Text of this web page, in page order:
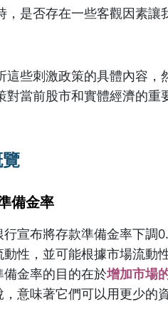
，是否存在一些客觀因素
這些刺激政策的具體內容
當前股市和實體經濟的重
備金率
宣布將存款準備金率下調
性，並可能根據市場流動
金率的目的在於增加市場
意味著它們可以用更少的